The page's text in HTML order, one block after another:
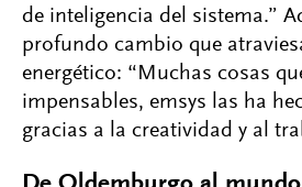
de inteligencia del sistema.”
profundo cambio que
energético: “Muchas cosas
impensables, emsys las ha
gracias a la creatividad y al